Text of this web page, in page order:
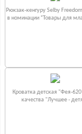
Рюкзак-кенгуру Selby
в номинации “Товары для
Кроватка детская "Фея-
качества "Лучшее -